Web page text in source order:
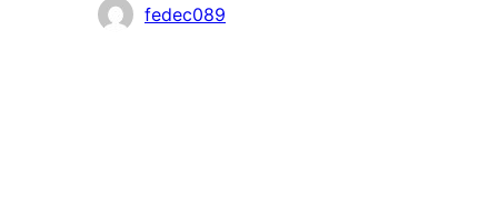
Zaangażowani
fedec089